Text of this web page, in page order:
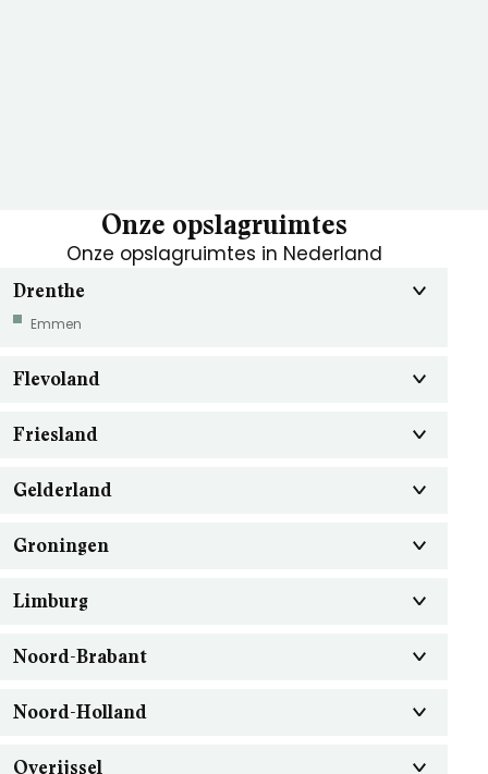
Onze opslagruimtes
Onze opslagruimtes in Nederland
Drenthe
Emmen
Flevoland
Friesland
Gelderland
Groningen
Limburg
Noord-Brabant
Noord-Holland
Overijssel